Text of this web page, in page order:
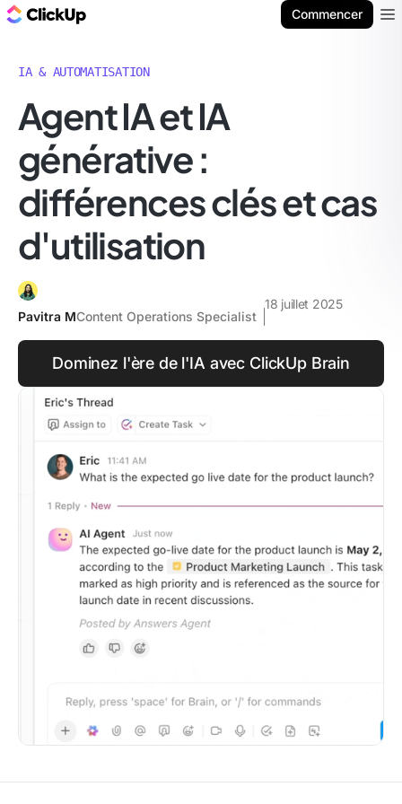
Commencer
IA & AUTOMATISATION
Agent IA et IA
générative :
différences clés et cas
d'utilisation
Pavitra MContent Operations Specialist
18 juillet 2025
Dominez l'ère de l'IA avec ClickUp Brain